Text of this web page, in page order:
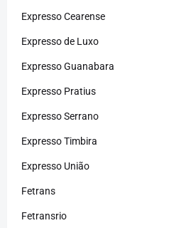
Expresso Cearense
Expresso de Luxo
Expresso Guanabara
Expresso Pratius
Expresso Serrano
Expresso Timbira
Expresso União
Fetrans
Fetransrio